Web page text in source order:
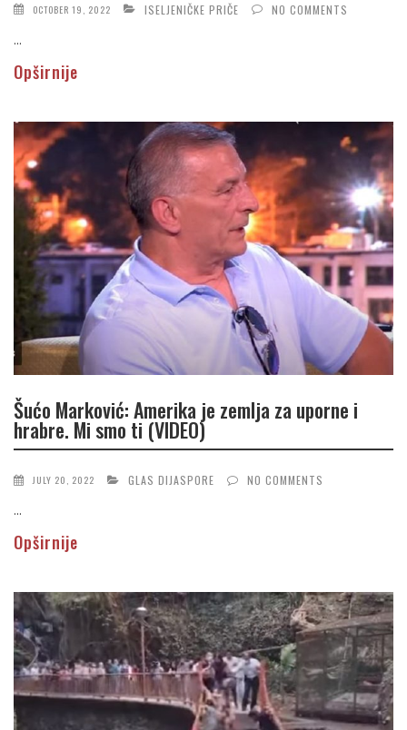
OCTOBER 19, 2022 ISELJENIČKE PRIČE NO COMMENTS
...
Opširnije
Šućo Marković: Amerika je zemlja za uporne i
hrabre. Mi smo ti (VIDEO)
JULY 20, 2022 GLAS DIJASPORE NO COMMENTS
...
Opširnije